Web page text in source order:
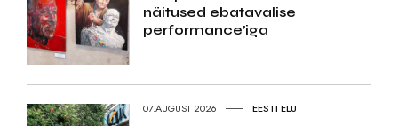
näitused ebatavalise
performance’iga
07.AUGUST 2026 EESTI ELU